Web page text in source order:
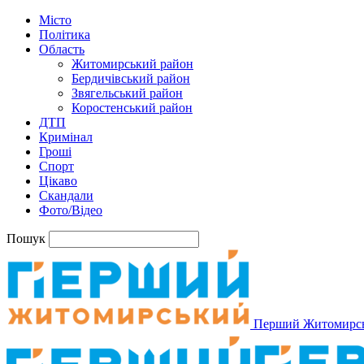
Місто
Політика
Область
Житомирський район
Бердичівський район
Звягельський район
Коростенський район
ДТП
Кримінал
Гроші
Спорт
Цікаво
Скандали
Фото/Відео
Пошук
Перший